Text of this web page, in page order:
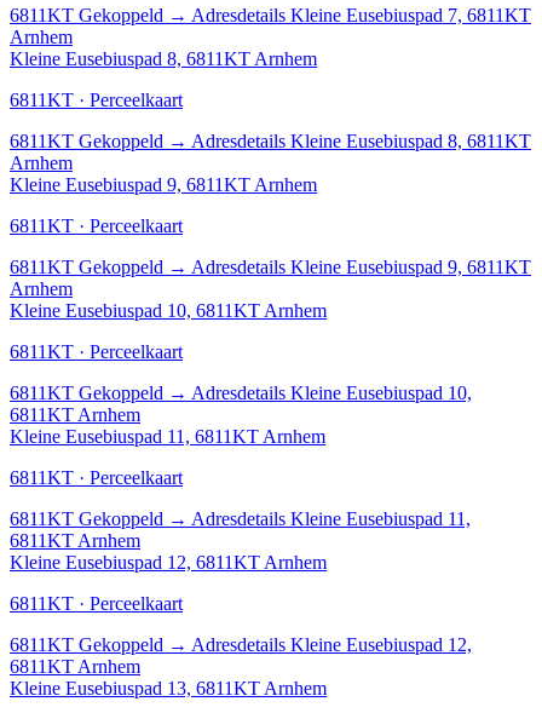
6811KT Gekoppeld → Adresdetails Kleine Eusebiuspad 7, 6811KT
Arnhem
Kleine Eusebiuspad 8, 6811KT Arnhem
6811KT · Perceelkaart
6811KT Gekoppeld → Adresdetails Kleine Eusebiuspad 8, 6811KT
Arnhem
Kleine Eusebiuspad 9, 6811KT Arnhem
6811KT · Perceelkaart
6811KT Gekoppeld → Adresdetails Kleine Eusebiuspad 9, 6811KT
Arnhem
Kleine Eusebiuspad 10, 6811KT Arnhem
6811KT · Perceelkaart
6811KT Gekoppeld → Adresdetails Kleine Eusebiuspad 10,
6811KT Arnhem
Kleine Eusebiuspad 11, 6811KT Arnhem
6811KT · Perceelkaart
6811KT Gekoppeld → Adresdetails Kleine Eusebiuspad 11,
6811KT Arnhem
Kleine Eusebiuspad 12, 6811KT Arnhem
6811KT · Perceelkaart
6811KT Gekoppeld → Adresdetails Kleine Eusebiuspad 12,
6811KT Arnhem
Kleine Eusebiuspad 13, 6811KT Arnhem